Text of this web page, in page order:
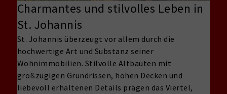
Charmantes und stilvolles Leben in
St. Johannis
St. Johannis überzeugt vor allem durch die
hochwertige Art und Substanz seiner
Wohnimmobilien. Stilvolle Altbauten mit
großzügigen Grundrissen, hohen Decken und
liebevoll erhaltenen Details prägen das Viertel,